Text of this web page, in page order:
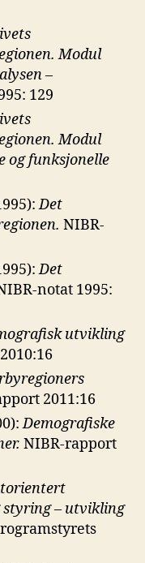
Modul
–
129
Modul
og funksjonelle
Det
NIBR-
Det
notat 1995:
utvikling
2011:16
Demografiske
NIBR-rapport
– utvikling